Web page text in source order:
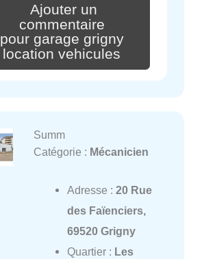
Ajouter un
commentaire
pour garage grigny
location vehicules
Summ
Catégorie : Mécanicien
Adresse : 20 Rue
des Faïenciers,
69520 Grigny
Quartier : Les